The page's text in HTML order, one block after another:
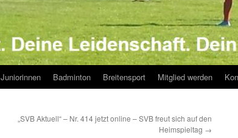
Juniorinnen Badminton Breitensport Mitglied werden
„SVB Aktuell“ – Nr. 414 jetzt online – SVB freut sich auf den
Heimspieltag →